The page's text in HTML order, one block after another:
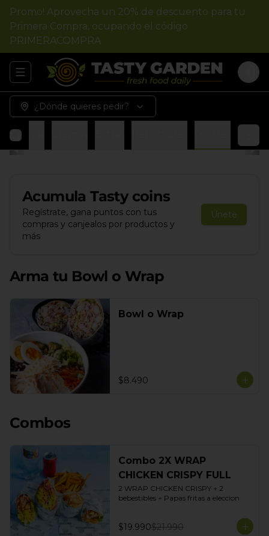
Promo! Aprovecha un 20% de descuento para tu
Primera Compra, ocupando el código
PRIMERACOMPRA
Abrir menu de navegación
¿Dónde quieres pedir?
1 salsa)
AcumulaTasty coins
Regístrate, gana puntos con tus
compras y canjealos por productos y
más
Únete
Arma tu Bowl o Wrap
Bowl o Wrap
$8.490
Combos
Combo 2X WRAP
CHICKEN CRISPY FULL
2 WRAP CHICKEN CRISPY + 2
bebestibles + Papas fritas a eleccion
$19.990$21.990